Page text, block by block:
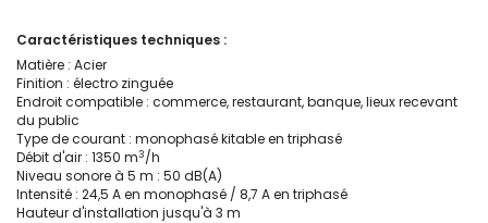
Caractéristiques techniques :
Matière : Acier
Finition : électro zinguée
Endroit compatible : commerce, restaurant, banque, lieux recevant
du public
Type de courant : monophasé kitable en triphasé
Débit d'air : 1350 m3/h
Niveau sonore à 5 m : 50 dB(A)
Intensité : 24,5 A en monophasé / 8,7 A en triphasé
Hauteur d'installation jusqu'à 3 m